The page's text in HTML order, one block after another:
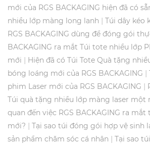
mới của RGS BACKAGING hiện đã có
nhiều lớp màng long lanh | Túi dây kéo
RGS BACKAGING dùng để đóng gói
BACKAGING ra mắt Túi tote nhiều lớp
mới | Hiện đã có Túi Tote Quà tặng
bóng loáng mới của RGS BACKAGING |
phim Laser mới của RGS BACKAGING |
Túi quà tặng nhiều lớp màng laser một
quan đến việc RGS BACKAGING ra
mới? | Tại sao túi đóng gói hợp vệ sinh
sản phẩm chăm sóc cá nhân | Tại sao